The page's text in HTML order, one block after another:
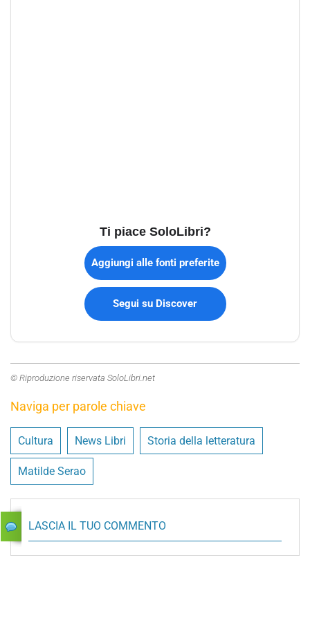
Ti piace SoloLibri?
Aggiungi alle fonti preferite
Segui su Discover
© Riproduzione riservata SoloLibri.net
Naviga per parole chiave
Cultura News Libri Storia della letteratura
Matilde Serao
LASCIA IL TUO COMMENTO